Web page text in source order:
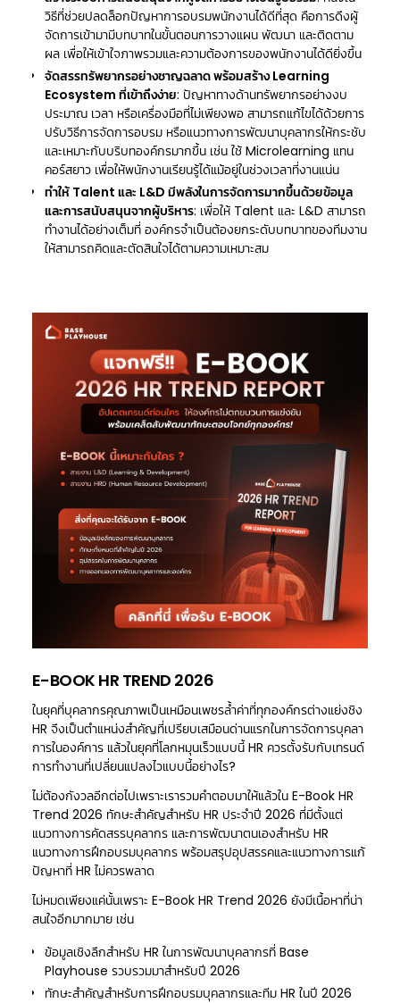
วิธีที่ช่วยปลดล็อกปัญหาการอบรมพนักงานได้ดีที่สุด คือการดึงผู้
จัดการเข้ามามีบทบาทในขั้นตอนการวางแผน พัฒนา และติดตาม
ผล เพื่อให้เข้าใจภาพรวมและความต้องการของพนักงานได้ดียิ่งขึ้น
จัดสรรทรัพยากรอย่างชาญฉลาด พร้อมสร้าง Learning
Ecosystem ที่เข้าถึงง่าย: ปัญหาทางด้านทรัพยากรอย่างงบ
ประมาณ เวลา หรือเครื่องมือที่ไม่เพียงพอ สามารถแก้ไขได้ด้วยการ
ปรับวิธีการจัดการอบรม หรือแนวทางการพัฒนาบุคลากรให้กระชับ
และเหมาะกับบริบทองค์กรมากขึ้น เช่น ใช้ Microlearning แทน
คอร์สยาว เพื่อให้พนักงานเรียนรู้ได้แม้อยู่ในช่วงเวลาที่งานแน่น
ทำให้ Talent และ L&D มีพลังในการจัดการมากขึ้นด้วยข้อมูล
และการสนับสนุนจากผู้บริหาร: เพื่อให้ Talent และ L&D สามารถ
ทำงานได้อย่างเต็มที่ องค์กรจำเป็นต้องยกระดับบทบาทของทีมงาน
ให้สามารถคิดและตัดสินใจได้ตามความเหมาะสม
E-BOOK HR TREND 2026
ในยุคที่บุคลากรคุณภาพเป็นเหมือนเพชรล้ำค่าที่ทุกองค์กรต่างแย่งชิง
HR จึงเป็นตำแหน่งสำคัญที่เปรียบเสมือนด่านแรกในการจัดการบุคลา
การในองค์การ แล้วในยุคที่โลกหมุนเร็วแบบนี้ HR ควรตั้งรับกับเทรนด์
การทำงานที่เปลี่ยนแปลงไวแบบนี้อย่างไร?
ไม่ต้องกังวลอีกต่อไปเพราะเรารวมคำตอบมาให้แล้วใน E-Book HR
Trend 2026 ทักษะสำคัญสำหรับ HR ประจำปี 2026 ที่มีตั้งแต่
แนวทางการคัดสรรบุคลากร และการพัฒนาตนเองสำหรับ HR
แนวทางการฝึกอบรมบุคลากร พร้อมสรุปอุปสรรคและแนวทางการแก้
ปัญหาที่ HR ไม่ควรพลาด
ไม่หมดเพียงแค่นั้นเพราะ E-Book HR Trend 2026 ยังมีเนื้อหาที่น่า
สนใจอีกมากมาย เช่น
ข้อมูลเชิงลึกสำหรับ HR ในการพัฒนาบุคลากรที่ Base
Playhouse รวบรวมมาสำหรับปี 2026
ทักษะสำคัญสำหรับการฝึกอบรมบุคลากรและทีม HR ในปี 2026